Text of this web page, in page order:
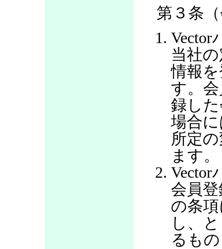
第３条
Vector
当社
情報
す。
録し
場合
所定
ます。
Vector
会員
の条
し、
るも